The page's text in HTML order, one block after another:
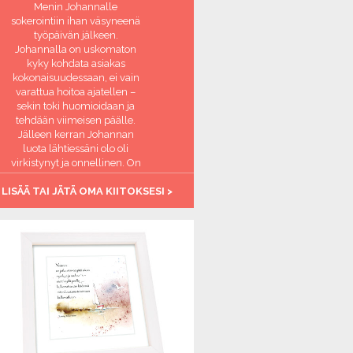
Menin Johannalle
sokerointiin ihan väsyneenä
työpäivän jälkeen.
Johannalla on uskomaton
kyky kohdata asiakas
kokonaisuudessaan, ei vain
varattua hoitoa ajatellen –
sekin toki huomioidaan ja
tehdään viimeisen päälle.
Jälleen kerran Johannan
luota lähtiessäni olo oli
virkistynyt ja onnellinen. On
ihanaa, että on paikka jossa
aikuinen ihminen saa
hemmottelua ja tulee
oikeassa ammatissa <3
-Virkistynyt
TAI JÄTÄ OMA KIITOKSESI >